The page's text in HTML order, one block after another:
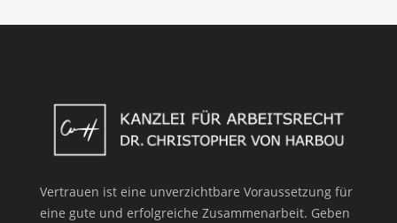
Vertrauen ist eine unverzichtbare Voraussetzung für
eine gute und erfolgreiche Zusammenarbeit. Geben